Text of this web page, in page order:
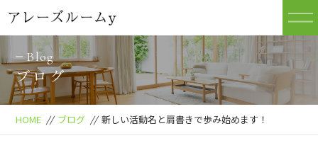
Blog
ブログ
HOME // ブログ // 新しい活動名と肩書きで歩み始めます！